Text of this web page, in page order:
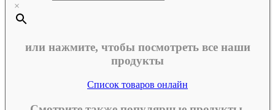
×
или нажмите, чтобы посмотреть все наши
продукты
Список товаров онлайн